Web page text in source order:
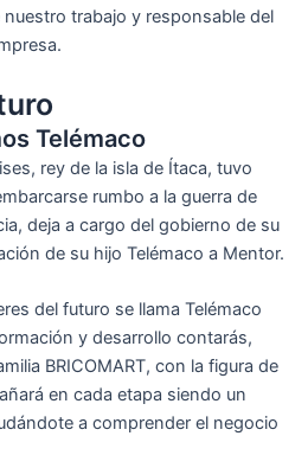
trabajo y responsable del
Telémaco
rey de la isla de Ítaca, tuvo
rumbo a la guerra de
deja a cargo del gobierno de su
de su hijo Telémaco a Mentor.
del futuro se llama Telémaco
y desarrollo contarás,
BRICOMART, con la figura de
en cada etapa siendo un
a comprender el negocio